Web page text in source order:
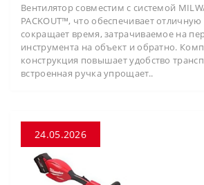
Вентилятор совместим с системой
PACKOUT™, что обеспечивает
сокращает время, затрачиваемое на
инструмента на объект и обратно.
конструкция повышает удобство
встроенная ручка упрощает..
24.05.2026